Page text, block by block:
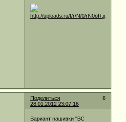
Поделиться
6
28.01.2012 23:07:16
Вариант нашивки "ВС